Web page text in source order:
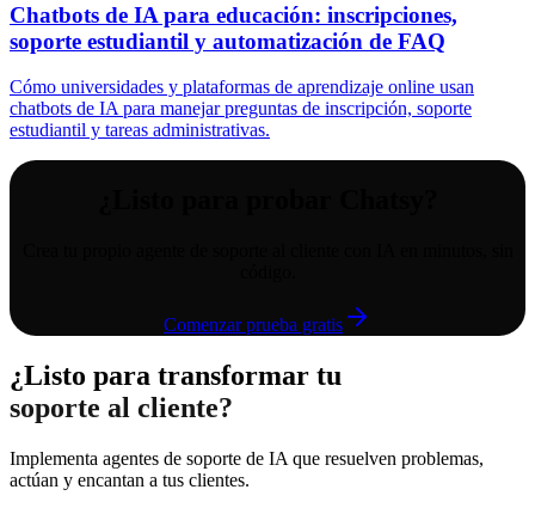
Chatbots de IA para educación: inscripciones,
soporte estudiantil y automatización de FAQ
Cómo universidades y plataformas de aprendizaje online usan
chatbots de IA para manejar preguntas de inscripción, soporte
estudiantil y tareas administrativas.
Comenzar prueba gratis
¿Listo para transformar tu
soporte al cliente?
Implementa agentes de soporte de IA que resuelven problemas,
actúan y encantan a tus clientes.